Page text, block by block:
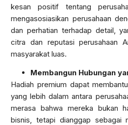
kesan positif tentang
mengasosiasikan perusahaan
dan perhatian terhadap detail,
citra dan reputasi perusahaan
masyarakat luas.
Membangun Hubungan
Hadiah premium dapat
yang lebih dalam antara
merasa bahwa mereka bukan
bisnis, tetapi dianggap sebagai